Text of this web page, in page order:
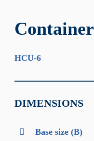
HCU-6
DIMENSIONS
Base size (B)